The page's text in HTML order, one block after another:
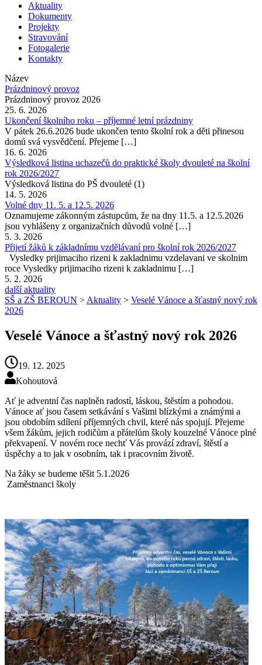
Aktuality
Dokumenty
Projekty
Stravování
Fotogalerie
Kontakty
Název
Prázdninový provoz
Prázdninový provoz 2026
25. 6. 2026
Ukončení školního roku – příjemné letní prázdniny
V pátek 26.6.2026 bude ukončen tento školní rok a děti přinesou
domů svá vysvědčení. Přejeme […]
16. 6. 2026
Výsledková listina uchazečů do praktické školy dvouleté na školní
rok 2026/2027
Výsledková listina do PŠ dvouleté (1)
14. 5. 2026
Volné dny 11. 5. a 12.5. 2026
Oznamujeme zákonným zástupcům, že na dny 11.5. a 12.5.2026
jsou vyhlášeny z organizačních důvodů volné […]
5. 3. 2026
Přijetí žáků k základnímu vzdělávaní pro školní rok 2026/2027
Vysledky prijimaciho rizeni k zakladnimu vzdelavani ve skolnim
roce Vysledky prijimaciho rizeni k zakladnimu […]
5. 2. 2026
další aktuality
SŠ a ZŠ BEROUN > Aktuality > Veselé Vánoce a šťastný nový rok
2026
Veselé Vánoce a šťastný nový rok 2026
19. 12. 2025
Kohoutová
Ať je adventní čas naplněn radostí, láskou, štěstím a pohodou.
Vánoce ať jsou časem setkávání s Vašimi blízkými a známými a
jsou obdobím sdílení příjemných chvil, které nás spojují. Přejeme
všem žákům, jejich rodičům a přátelům školy kouzelné Vánoce plné
překvapení. V novém roce nechť Vás provází zdraví, štěstí a
úspěchy a to jak v osobním, tak i pracovním životě.
Na žáky se budeme těšit 5.1.2026
Zaměstnanci školy